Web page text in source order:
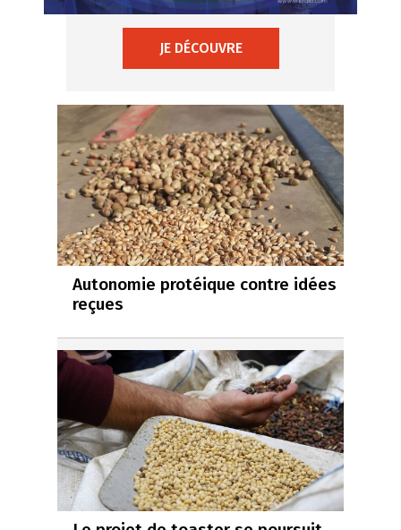
JE DÉCOUVRE
Autonomie protéique contre idées
reçues